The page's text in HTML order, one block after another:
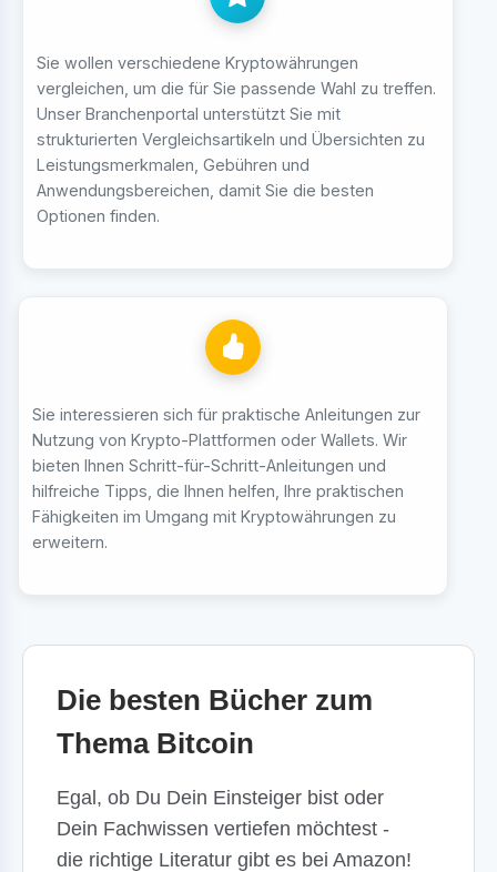
Sie wollen verschiedene Kryptowährungen
vergleichen, um die für Sie passende Wahl zu treffen.
Unser Branchenportal unterstützt Sie mit
strukturierten Vergleichsartikeln und Übersichten zu
Leistungsmerkmalen, Gebühren und
Anwendungsbereichen, damit Sie die besten
Optionen finden.
Sie interessieren sich für praktische Anleitungen zur
Nutzung von Krypto-Plattformen oder Wallets. Wir
bieten Ihnen Schritt-für-Schritt-Anleitungen und
hilfreiche Tipps, die Ihnen helfen, Ihre praktischen
Fähigkeiten im Umgang mit Kryptowährungen zu
erweitern.
Die besten Bücher zum
Thema Bitcoin
Egal, ob Du Dein Einsteiger bist oder
Dein Fachwissen vertiefen möchtest -
die richtige Literatur gibt es bei Amazon!